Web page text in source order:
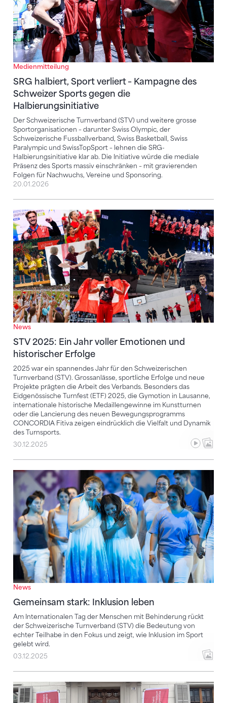
Medienmitteilung
SRG halbiert, Sport verliert – Kampagne des
Schweizer Sports gegen die
Halbierungsinitiative
Der Schweizerische Turnverband (STV) und weitere grosse
Sportorganisationen – darunter Swiss Olympic, der
Schweizerische Fussballverband, Swiss Basketball, Swiss
Paralympic und SwissTopSport – lehnen die SRG-
Halbierungsinitiative klar ab. Die Initiative würde die mediale
Präsenz des Sports massiv einschränken – mit gravierenden
Folgen für Nachwuchs, Vereine und Sponsoring.
20.01.2026
News
STV 2025: Ein Jahr voller Emotionen und
historischer Erfolge
2025 war ein spannendes Jahr für den Schweizerischen
Turnverband (STV). Grossanlässe, sportliche Erfolge und neue
Projekte prägten die Arbeit des Verbands. Besonders das
Eidgenössische Turnfest (ETF) 2025, die Gymotion in Lausanne,
internationale historische Medaillengewinne im Kunstturnen
oder die Lancierung des neuen Bewegungsprogramms
CONCORDIA Fitiva zeigen eindrücklich die Vielfalt und Dynamik
des Turnsports.
STV 2025: Ein Jahr voller Emotionen und
30.12.2025
News
Gemeinsam stark: Inklusion leben
Am Internationalen Tag der Menschen mit Behinderung rückt
der Schweizerische Turnverband (STV) die Bedeutung von
echter Teilhabe in den Fokus und zeigt, wie Inklusion im Sport
gelebt wird.
Gemeinsam stark: Inklusion leben
03.12.2025
Von Lausanne ins Tessin: Der ETF-Stab ist übergeben